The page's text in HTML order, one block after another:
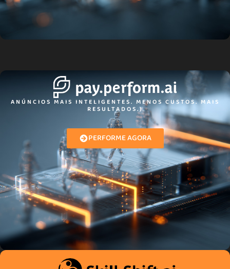
ANÚNCIOS MAIS INTELIGENTES. MENOS CUSTOS. MAIS
RESULTADOS.)
PERFORME AGORA